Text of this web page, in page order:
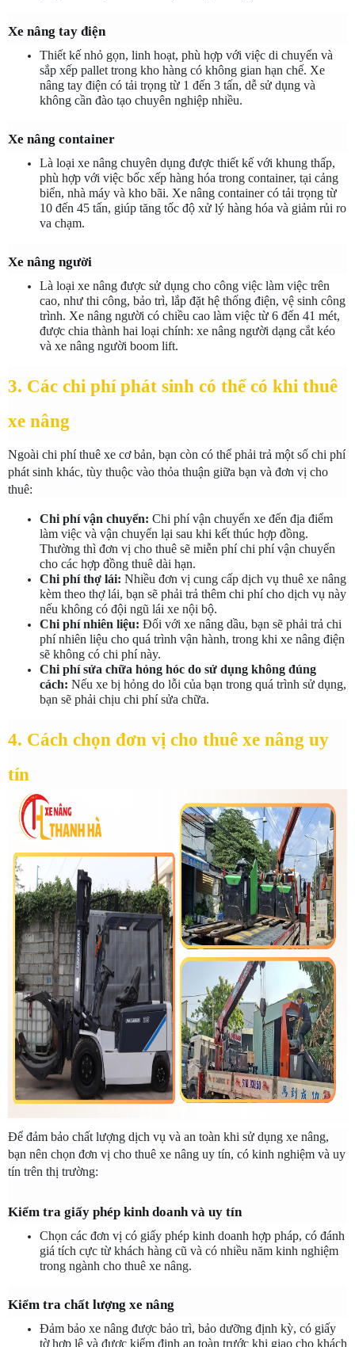
Xe nâng tay điện
Thiết kế nhỏ gọn, linh hoạt, phù hợp với việc di chuyển và
sắp xếp pallet trong kho hàng có không gian hạn chế. Xe
nâng tay điện có tải trọng từ 1 đến 3 tấn, dễ sử dụng và
không cần đào tạo chuyên nghiệp nhiều.
Xe nâng container
Là loại xe nâng chuyên dụng được thiết kế với khung thấp,
phù hợp với việc bốc xếp hàng hóa trong container, tại cảng
biển, nhà máy và kho bãi. Xe nâng container có tải trọng từ
10 đến 45 tấn, giúp tăng tốc độ xử lý hàng hóa và giảm rủi ro
va chạm.
Xe nâng người
Là loại xe nâng được sử dụng cho công việc làm việc trên
cao, như thi công, bảo trì, lắp đặt hệ thống điện, vệ sinh công
trình. Xe nâng người có chiều cao làm việc từ 6 đến 41 mét,
được chia thành hai loại chính: xe nâng người dạng cắt kéo
và xe nâng người boom lift.
3. Các chi phí phát sinh có thể có khi thuê
xe nâng
Ngoài chi phí thuê xe cơ bản, bạn còn có thể phải trả một số chi phí
phát sinh khác, tùy thuộc vào thỏa thuận giữa bạn và đơn vị cho
thuê:
Chi phí vận chuyển: Chi phí vận chuyển xe đến địa điểm
làm việc và vận chuyển lại sau khi kết thúc hợp đồng.
Thường thì đơn vị cho thuê sẽ miễn phí chi phí vận chuyển
cho các hợp đồng thuê dài hạn.
Chi phí thợ lái: Nhiều đơn vị cung cấp dịch vụ thuê xe nâng
kèm theo thợ lái, bạn sẽ phải trả thêm chi phí cho dịch vụ này
nếu không có đội ngũ lái xe nội bộ.
Chi phí nhiên liệu: Đối với xe nâng dầu, bạn sẽ phải trả chi
phí nhiên liệu cho quá trình vận hành, trong khi xe nâng điện
sẽ không có chi phí này.
Chi phí sửa chữa hỏng hóc do sử dụng không đúng
cách: Nếu xe bị hỏng do lỗi của bạn trong quá trình sử dụng,
bạn sẽ phải chịu chi phí sửa chữa.
4. Cách chọn đơn vị cho thuê xe nâng uy
tín
Để đảm bảo chất lượng dịch vụ và an toàn khi sử dụng xe nâng,
bạn nên chọn đơn vị cho thuê xe nâng uy tín, có kinh nghiệm và uy
tín trên thị trường:
Kiểm tra giấy phép kinh doanh và uy tín
Chọn các đơn vị có giấy phép kinh doanh hợp pháp, có đánh
giá tích cực từ khách hàng cũ và có nhiều năm kinh nghiệm
trong ngành cho thuê xe nâng.
Kiểm tra chất lượng xe nâng
Đảm bảo xe nâng được bảo trì, bảo dưỡng định kỳ, có giấy
tờ hợp lệ và được kiểm định an toàn trước khi giao cho khách